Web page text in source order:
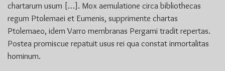
chartarum usum […]. Mox aemulatione circa bibliothecas
regum Ptolemaei et Eumenis, supprimente chartas
Ptolemaeo, idem Varro membranas Pergami tradit repertas.
Postea promiscue repatuit usus rei qua constat inmortalitas
hominum.